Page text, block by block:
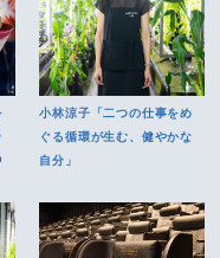
小林涼子「二つの仕事をめ
ぐる循環が生む、健やかな
自分」